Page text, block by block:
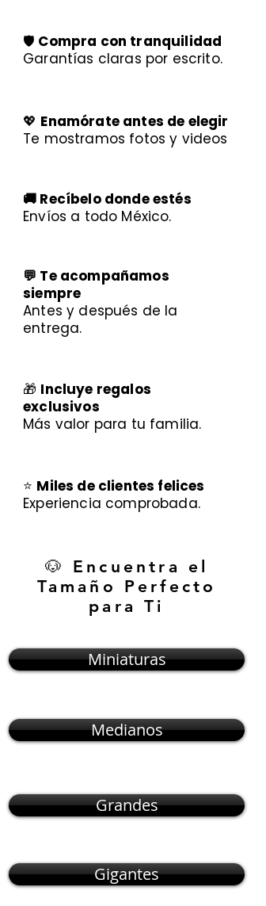
🛡️ Compra con tranquilidad
Garantías claras por escrito.
💖 Enamórate antes de elegir
Te mostramos fotos y videos
🚚 Recíbelo donde estés
Envíos a todo México.
💬 Te acompañamos
siempre
Antes y después de la
entrega.
🎁 Incluye regalos
exclusivos
Más valor para tu familia.
⭐ Miles de clientes felices
Experiencia comprobada.
🐶 Encuentra el
Tamaño Perfecto
para Ti
Miniaturas
Medianos
Grandes
Gigantes